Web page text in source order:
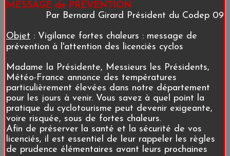
MESSAGE de PRÉVENTION
Par Bernard Girard Président du Codep 09
Objet : Vigilance fortes chaleurs : message de
prévention à l'attention des licenciés cyclos
Madame la Présidente, Messieurs les Présidents,
Météo-France annonce des températures
particulièrement élevées dans notre département
pour les jours à venir. Vous savez à quel point la
pratique du cyclotourisme peut devenir exigeante,
voire risquée, sous de fortes chaleurs.
Afin de préserver la santé et la sécurité de vos
licenciés, il est essentiel de leur rappeler les règles
de prudence élémentaires avant leurs prochaines